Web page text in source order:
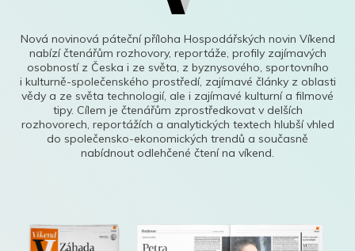
Nová novinová páteční příloha Hospodářských novin Víkend
nabízí čtenářům rozhovory, reportáže, profily zajímavých
osobností z Česka i ze světa, z byznysového, sportovního
i kulturně-společenského prostředí, zajímavé články z oblasti
vědy a ze světa technologií, ale i zajímavé kulturní a filmové
tipy. Cílem je čtenářům zprostředkovat v delších
rozhovorech, reportážích a analytických textech hlubší vhled
do společensko-ekonomických trendů a současně
nabídnout odlehčené čtení na víkend.